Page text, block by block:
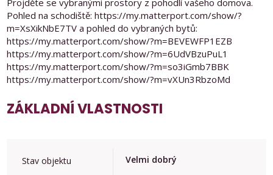
Projděte se vybranými prostory z pohodlí vašeho domova.
Pohled na schodiště: https://my.matterport.com/show/?
m=XsXikNbE7TV a pohled do vybraných bytů:
https://my.matterport.com/show/?m=BEVEWFP1EZB
https://my.matterport.com/show/?m=6UdVBzuPuL1
https://my.matterport.com/show/?m=so3iGmb7BBK
https://my.matterport.com/show/?m=vXUn3RbzoMd
ZÁKLADNÍ VLASTNOSTI
Stav objektu Velmi dobrý